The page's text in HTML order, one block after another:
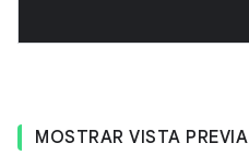
MOSTRAR VISTA PREVIA